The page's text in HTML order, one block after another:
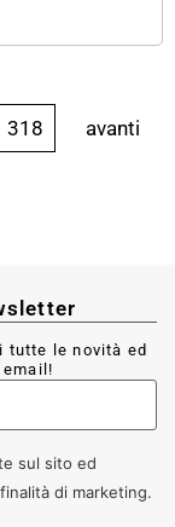
318 avanti
tutte le novità ed
sul sito ed
di marketing.